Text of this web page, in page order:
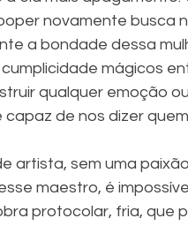
novamente busca
a bondade dessa
mágicos
qualquer emoção
de nos dizer
artista, sem uma
maestro, é
protocolar, fria, que